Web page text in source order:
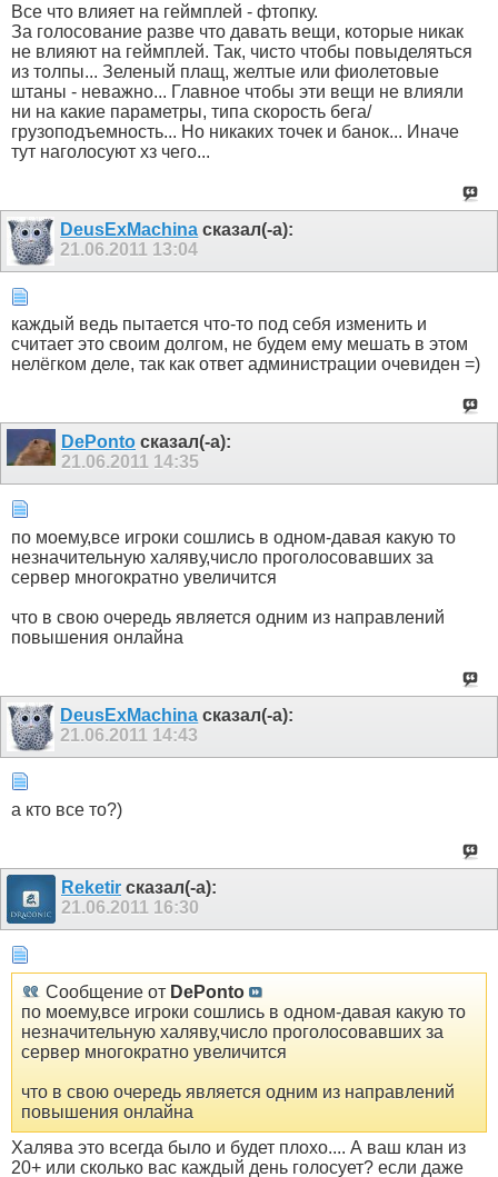
Все что влияет на геймплей - фтопку.
За голосование разве что давать вещи, которые никак
не влияют на геймплей. Так, чисто чтобы повыделяться
из толпы... Зеленый плащ, желтые или фиолетовые
штаны - неважно... Главное чтобы эти вещи не влияли
ни на какие параметры, типа скорость бега/
грузоподъемность... Но никаких точек и банок... Иначе
тут наголосуют хз чего...
DeusExMachina сказал(-а):
21.06.2011 13:04
каждый ведь пытается что-то под себя изменить и
считает это своим долгом, не будем ему мешать в этом
нелёгком деле, так как ответ администрации очевиден =)
DePonto сказал(-а):
21.06.2011 14:35
по моему,все игроки сошлись в одном-давая какую то
незначительную халяву,число проголосовавших за
сервер многократно увеличится
что в свою очередь является одним из направлений
повышения онлайна
DeusExMachina сказал(-а):
21.06.2011 14:43
а кто все то?)
Reketir сказал(-а):
21.06.2011 16:30
Сообщение от DePonto
по моему,все игроки сошлись в одном-давая какую то
незначительную халяву,число проголосовавших за
сервер многократно увеличится
что в свою очередь является одним из направлений
повышения онлайна
Халява это всегда было и будет плохо.... А ваш клан из
20+ или сколько вас каждый день голосует? если даже